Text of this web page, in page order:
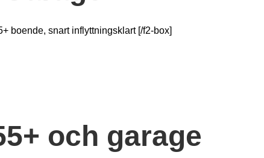
[/f2-box]
och garage